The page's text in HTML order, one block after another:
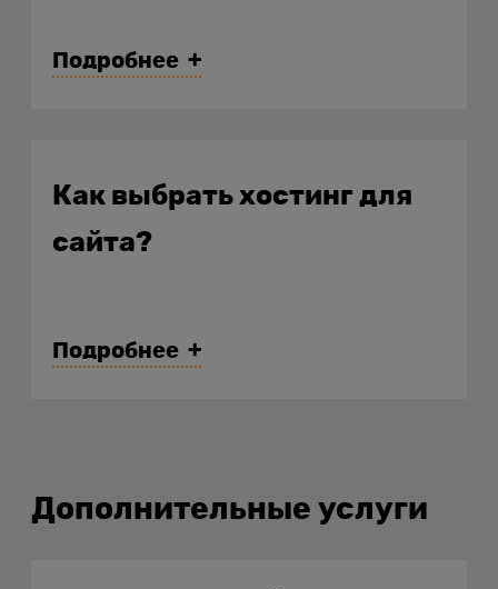
Подробнее
Как выбрать хостинг для
сайта?
Подробнее
рейтингами.
Протестируйте услуги в
Дополнительные услуги